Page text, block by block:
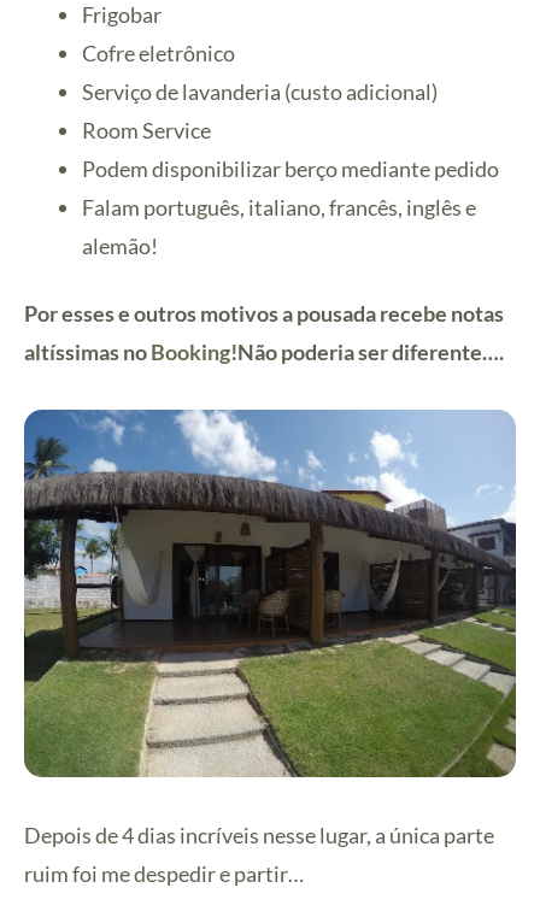
Frigobar
Cofre eletrônico
Serviço de lavanderia (custo adicional)
Room Service
Podem disponibilizar berço mediante pedido
Falam português, italiano, francês, inglês e
alemão!
Por esses e outros motivos a pousada recebe notas
altíssimas noBooking!Não poderia ser diferente….
Depois de 4 dias incríveis nesse lugar, a única parte
ruim foi me despedir e partir…